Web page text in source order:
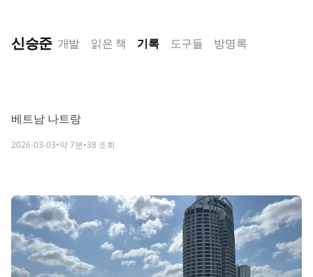
신승준 개발 읽은 책 기록 도구들 방명록
베트남 나트랑
2026-03-03•약7분•38 조회